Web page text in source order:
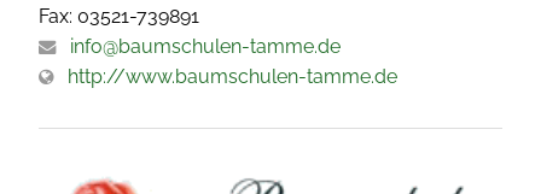
Fax: 03521-739891
info@baumschulen-tamme.de
http://www.baumschulen-tamme.de